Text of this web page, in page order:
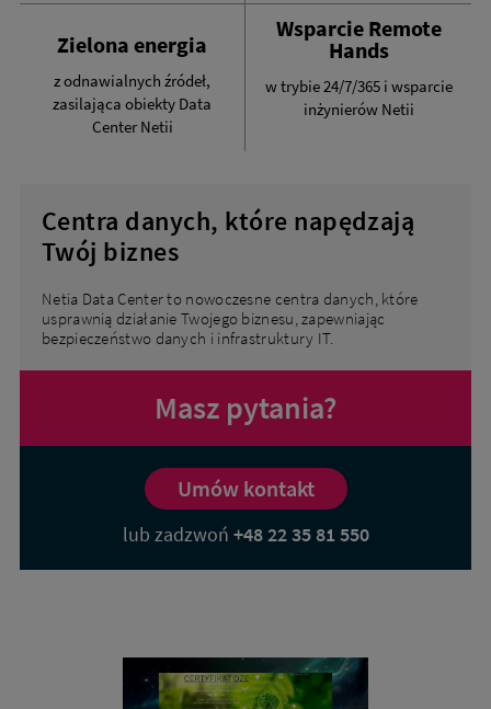
Zielona energia
z odnawialnych źródeł,
zasilająca obiekty Data
Center Netii
Wsparcie Remote
Hands
w trybie 24/7/365 i wsparcie
inżynierów Netii
Centra danych, które napędzają
Twój biznes
Netia Data Center to nowoczesne centra danych, które
usprawnią działanie Twojego biznesu, zapewniając
bezpieczeństwo danych i infrastruktury IT.
Masz pytania?
Umów kontakt
lub zadzwoń +48 22 35 81 550